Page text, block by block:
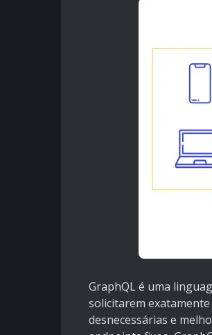
GraphQL é uma
solicitarem
desnecessárias e